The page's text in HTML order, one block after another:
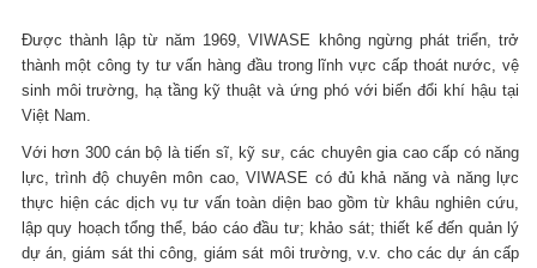
Được thành lập từ năm 1969, VIWASE không ngừng phát triển, trở
thành một công ty tư vấn hàng đầu trong lĩnh vực cấp thoát nước, vệ
sinh môi trường, hạ tầng kỹ thuật và ứng phó với biến đổi khí hậu tại
Việt Nam.
Với hơn 300 cán bộ là tiến sĩ, kỹ sư, các chuyên gia cao cấp có năng
lực, trình độ chuyên môn cao, VIWASE có đủ khả năng và năng lực
thực hiện các dịch vụ tư vấn toàn diện bao gồm từ khâu nghiên cứu,
lập quy hoạch tổng thể, báo cáo đầu tư; khảo sát; thiết kế đến quản lý
dự án, giám sát thi công, giám sát môi trường, v.v. cho các dự án cấp